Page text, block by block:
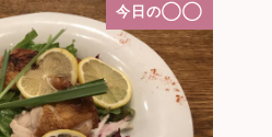
今日の◯◯